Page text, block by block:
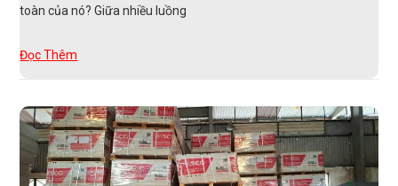
toàn của nó? Giữa nhiều luồng
Đọc Thêm